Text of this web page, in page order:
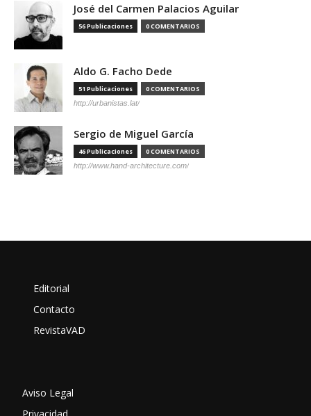
José del Carmen Palacios Aguilar
56 Publicaciones 0 COMENTARIOS
Aldo G. Facho Dede
51 Publicaciones 0 COMENTARIOS
http://urbanistas.lat/
Sergio de Miguel García
46 Publicaciones 0 COMENTARIOS
http://www.hand-architecture.com/
Editorial
Contacto
RevistaVAD
Aviso Legal